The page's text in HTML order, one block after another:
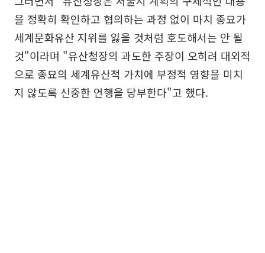
을 정확히 확인하고 협의하는 과정 없이 마치 종묘가
세계문화유산 지위를 잃을 것처럼 호도해서는 안 될
것"이라며 "유산청장의 과도한 주장이 오히려 대외적
으로 종묘의 세계유산적 가치에 부정적 영향을 미치
지 않도록 신중한 언행을 당부한다"고 했다.